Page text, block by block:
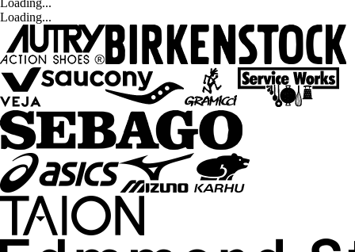
Loading...
Loading...